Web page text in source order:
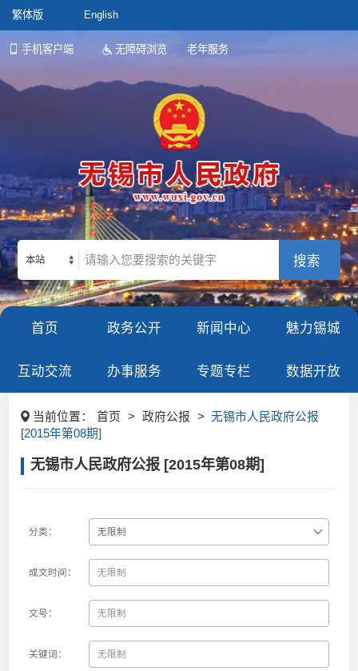
繁体版 English
手机客户端 无障碍浏览 老年服务
本站
首页 政务公开 新闻中心 魅力锡城
互动交流 办事服务 专题专栏 数据开放
当前位置： 首页 > 政府公报 > 无锡市人民政府公报
[2015年第08期]
无锡市人民政府公报 [2015年第08期]
分类：
成文时间：
文号：
关键词：